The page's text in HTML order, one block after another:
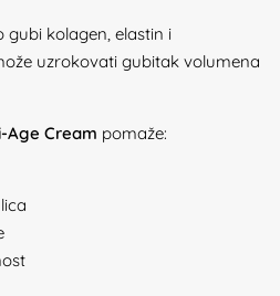
kolagen, elastin i
uzrokovati gubitak volumena
Age Cream pomaže: